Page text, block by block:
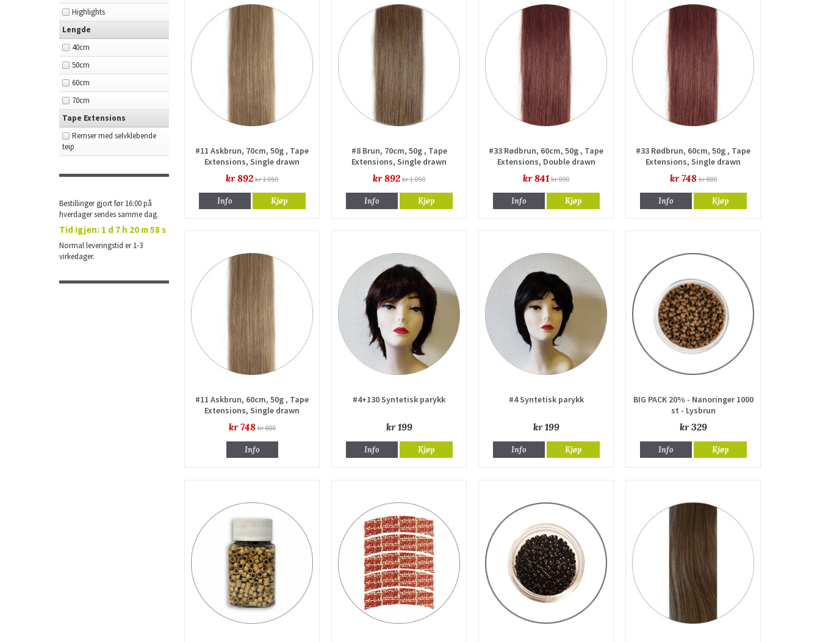
Highlights
Lengde
40cm
50cm
60cm
70cm
Tape Extensions
Remser med selvklebende
teip
Bestillinger gjort før 16:00 på
hverdager sendes samme dag.
Tid igjen: 1 d 7 h 20 m 57 s
Normal leveringstid er 1-3
virkedager.
#11 Askbrun, 70cm, 50g , Tape
Extensions, Single drawn
kr 892 kr 1 050
Info Kjøp
#8 Brun, 70cm, 50g , Tape
Extensions, Single drawn
kr 892 kr 1 050
Info Kjøp
#33 Rødbrun, 60cm, 50g , Tape
Extensions, Double drawn
kr 841 kr 990
Info Kjøp
#33 Rødbrun, 60cm, 50g , Tape
Extensions, Single drawn
kr 748 kr 880
Info Kjøp
#11 Askbrun, 60cm, 50g , Tape
Extensions, Single drawn
kr 748 kr 880
Info
#4+130 Syntetisk parykk
kr 199
Info Kjøp
#4 Syntetisk parykk
kr 199
Info Kjøp
BIG PACK 20% - Nanoringer 1000
st - Lysbrun
kr 329
Info Kjøp